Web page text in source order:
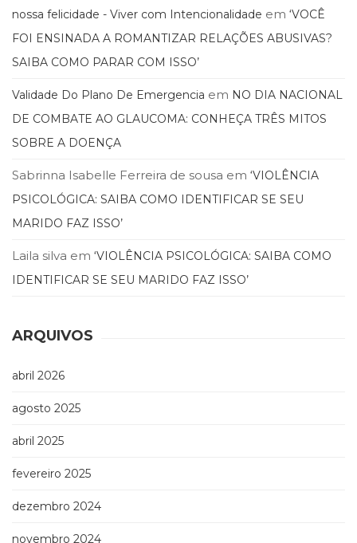
(31)
Religião,
Espiritualidade,
(63)
(132)
Sem
(0)
Televisão
Temas
(30)
Terapia
Treinamento
RH
Turismo
Vida
(32)
nossa felicidade - Viver com Intencionalidade em ‘VOCÊ
FOI ENSINADA A ROMANTIZAR RELAÇÕES ABUSIVAS?
SAIBA COMO PARAR COM ISSO’
Validade Do Plano De Emergencia em NO DIA NACIONAL
DE COMBATE AO GLAUCOMA: CONHEÇA TRÊS MITOS
SOBRE A DOENÇA
Sabrinna Isabelle Ferreira de sousa em ‘VIOLÊNCIA
PSICOLÓGICA: SAIBA COMO IDENTIFICAR SE SEU
MARIDO FAZ ISSO’
Laila silva em ‘VIOLÊNCIA PSICOLÓGICA: SAIBA COMO
IDENTIFICAR SE SEU MARIDO FAZ ISSO’
ARQUIVOS
abril 2026
agosto 2025
abril 2025
fevereiro 2025
dezembro 2024
novembro 2024